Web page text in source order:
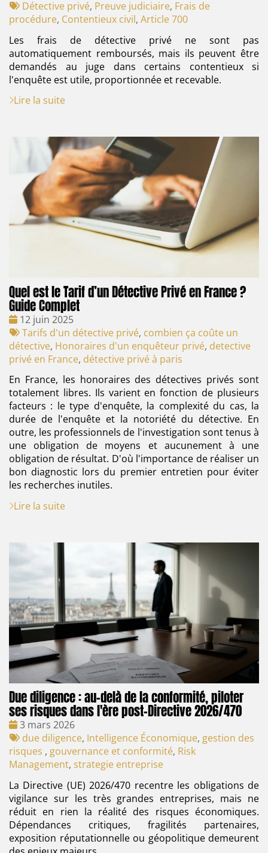
: par
Tags
:
Détective privé, Preuve judiciaire, Frais de
procédure, Contentieux civil, Article 700
Les frais de détective privé ne sont pas
automatiquement remboursés, mais ils peuvent être
demandés au juge dans certains contentieux si
l'enquête est utile, proportionnée et recevable.
Lire la suite
Quel est le Tarif d’un Détective Privé en France ?
Guide Complet
Date
:
12 juin 2025
Tags
:
Tarifs d'un détective privé, combien ça coûte un
détective, Honoraires d'un enquêteur privé, detective
privé en France, détective privé à paris
En France, les honoraires des détectives privés sont
totalement libres. Ils varient en fonction de plusieurs
facteurs : le type d'enquête, la complexité du cas, la
durée de l'enquête et la notoriété du détective. En
outre, les professionnels de l'investigation sont tenus à
une obligation de moyens et aucunement à une
obligation de résultat. D'où l'importance de réaliser un
bon diagnostic lors du premier entretien pour éviter
les recherches inutiles.
Lire la suite
Due diligence : au-delà de la conformité, piloter
ses risques dans l'ère post-Directive 2026/470
Date
:
3 mars 2026
Tags
:
due diligence, Intelligence Économique, gestion des
risques , gouvernance et conformité, Risk
Management, strategie entreprise
La Directive (UE) 2026/470 recentre les obligations de
vigilance sur les très grandes entreprises, mais ne
réduit en rien la réalité des risques économiques.
Dépendances critiques, fragilités partenaires,
exposition réputationnelle ou géopolitique demeurent